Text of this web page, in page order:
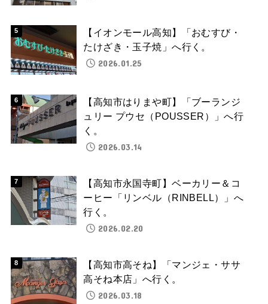
【イオンモール高知】「おむすび・
たけざき・玉子焼」へ行く。
2026.01.25
【高知市はりまや町】「ブーランジ
ュリー プウセ（POUSSER）」へ行
く。
2026.03.14
【高知市永国寺町】ベーカリー＆コ
ーヒー「リンベル（RINBELL）」へ
行く。
2026.02.20
【高知市高そね】「マンジェ・ササ
高そね本店」へ行く。
2026.03.18